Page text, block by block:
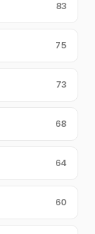
83
75
73
68
64
60